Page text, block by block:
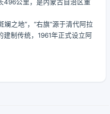
496公里，是内蒙古自治区重
斓之地”，“右旗”源于清代阿拉
制传统，1961年正式设立阿